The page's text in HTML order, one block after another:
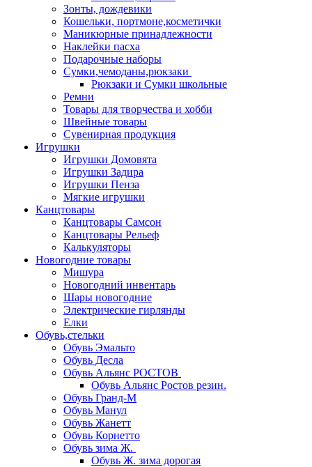
Зонты, дождевики
Кошельки, портмоне,косметички
Маникюрные принадлежности
Наклейки пасха
Подарочные наборы
Сумки,чемоданы,рюкзаки
Рюкзаки и Сумки школьные
Ремни
Товары для творчества и хобби
Швейные товары
Сувенирная продукция
Игрушки
Игрушки Домовята
Игрушки Задира
Игрушки Пенза
Мягкие игрушки
Канцтовары
Канцтовары Самсон
Канцтовары Рельеф
Калькуляторы
Новогодние товары
Мишура
Новогодний инвентарь
Шары новогодние
Электрические гирлянды
Елки
Обувь,стельки
Обувь Эмальто
Обувь Десла
Обувь Альянс РОСТОВ
Обувь Альянс Ростов резин.
Обувь Гранд-М
Обувь Манул
Обувь Жанетт
Обувь Корнетто
Обувь зима Ж.
Обувь Ж. зима дорогая